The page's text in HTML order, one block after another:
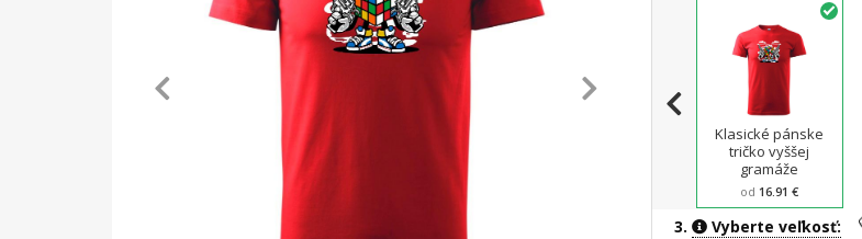
Klasické pánske
tričko vyššej
gramáže
od 16.91 €
3. Vyberte veľkosť: